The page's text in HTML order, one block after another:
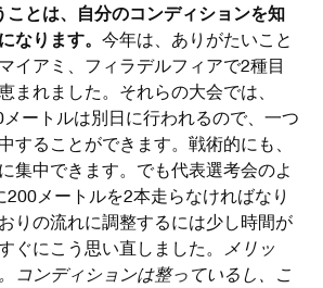
ことは、自分のコンディションを知
なります。 今年は、ありがたいこと
イアミ、フィラデルフィアで2種目
まれました。それらの大会では、
ートルは別日に行われるので、一つ
することができます。戦術的にも、
集中できます。でも代表選考会のよ
200メートルを2本走らなければなり
りの流れに調整するには少し時間が
ぐにこう思い直しました。
メリッ
コンディションは整っているし、こ